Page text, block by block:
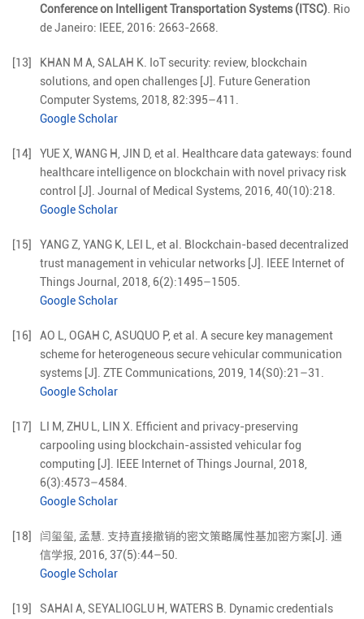
Conference on Intelligent Transportation Systems (ITSC) . Rio
de Janeiro: IEEE, 2016: 2663-2668.
[13] KHAN M A SALAH K
IoT security: review, blockchain
solutions, and open challenges [J].
Future Generation
Computer Systems, 2018 82:395–411
Google Scholar
[14] YUEX WANG H JIN D, et al
Healthcare data gateways: found
healthcare intelligence on blockchain with novel privacy risk
control [J]. Journal of Medical Systems, 2016 40(10):218
Google Scholar
[15] YANGZ YANG K LEI et al
Blockchain-based decentralized
trust management in vehicular networks [J].
IEEE Internet of
Things Journal, 2018 6(2):1495–1505
Google Scholar
[16] AO OGAH C ASUQUO P, et al
A secure key management
scheme for heterogeneous secure vehicular communication
systems [J]. ZTE Communications, 2019 14(S0):21 –31
Google Scholar
[17] M ZHU LIN X
Efficient and privacy-preserving
carpooling using blockchain-assisted vehicular fog
computing [J]. IEEE Internet of Things Journal, 2018
6(3):4573–4584
Google Scholar
[18] 闫玺玺 孟慧 支持直接撤销的密文策略属性基加密方案[J]. 通
信学报, 2016 37(5):44–50
Google Scholar
[19]
SAHAI A, SEYALIOGLU H, WATERS B. Dynamic credentials